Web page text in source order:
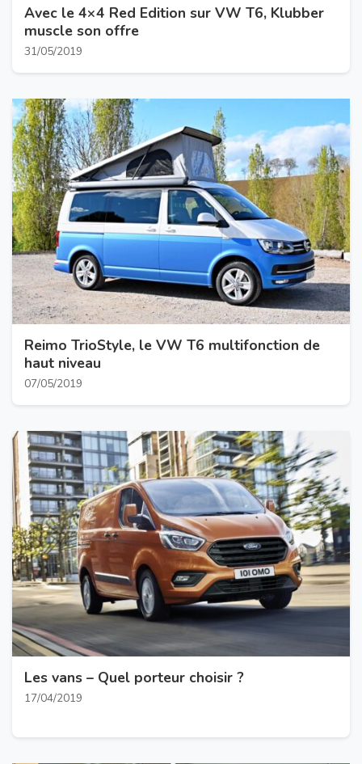
Avec le 4×4 Red Edition sur VW T6, Klubber
muscle son offre
31/05/2019
Reimo TrioStyle, le VW T6 multifonction de
haut niveau
07/05/2019
Les vans – Quel porteur choisir ?
17/04/2019